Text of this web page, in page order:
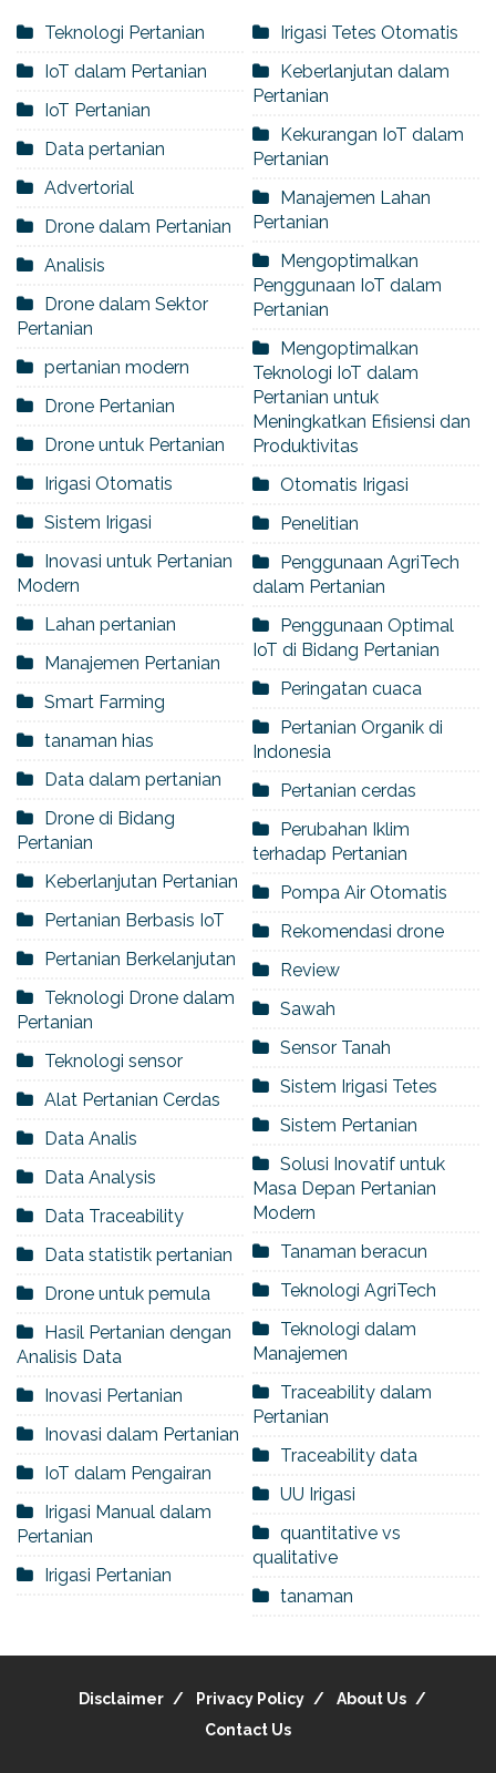
Teknologi Pertanian
IoT dalam Pertanian
IoT Pertanian
Data pertanian
Advertorial
Drone dalam Pertanian
Analisis
Drone dalam Sektor
Pertanian
pertanian modern
Drone Pertanian
Drone untuk Pertanian
Irigasi Otomatis
Sistem Irigasi
Inovasi untuk Pertanian
Modern
Lahan pertanian
Manajemen Pertanian
Smart Farming
tanaman hias
Data dalam pertanian
Drone di Bidang
Pertanian
Keberlanjutan Pertanian
Pertanian Berbasis IoT
Pertanian Berkelanjutan
Teknologi Drone dalam
Pertanian
Teknologi sensor
Alat Pertanian Cerdas
Data Analis
Data Analysis
Data Traceability
Data statistik pertanian
Drone untuk pemula
Hasil Pertanian dengan
Analisis Data
Inovasi Pertanian
Inovasi dalam Pertanian
IoT dalam Pengairan
Irigasi Manual dalam
Pertanian
Irigasi Pertanian
Irigasi Tetes Otomatis
Keberlanjutan dalam
Pertanian
Kekurangan IoT dalam
Pertanian
Manajemen Lahan
Pertanian
Mengoptimalkan
Penggunaan IoT dalam
Pertanian
Mengoptimalkan
Teknologi IoT dalam
Pertanian untuk
Meningkatkan Efisiensi dan
Produktivitas
Otomatis Irigasi
Penelitian
Penggunaan AgriTech
dalam Pertanian
Penggunaan Optimal
IoT di Bidang Pertanian
Peringatan cuaca
Pertanian Organik di
Indonesia
Pertanian cerdas
Perubahan Iklim
terhadap Pertanian
Pompa Air Otomatis
Rekomendasi drone
Review
Sawah
Sensor Tanah
Sistem Irigasi Tetes
Sistem Pertanian
Solusi Inovatif untuk
Masa Depan Pertanian
Modern
Tanaman beracun
Teknologi AgriTech
Teknologi dalam
Manajemen
Traceability dalam
Pertanian
Traceability data
UU Irigasi
quantitative vs
qualitative
tanaman
Disclaimer Privacy Policy
About Us
Contact Us